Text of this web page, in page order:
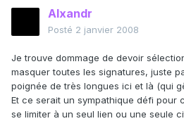
Alxandr
Posté 2 janvier 2008
Je trouve dommage de devoir
masquer toutes les signatures, juste
poignée de très longues ici et là (qui
Et ce serait un sympathique défi pour
se limiter à un seul lien ou une seule